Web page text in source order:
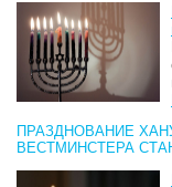
ПРАЗДНОВАНИЕ
ВЕСТМИНСТЕРА